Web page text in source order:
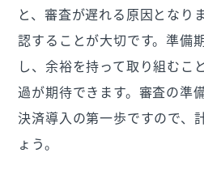
と、審査が遅れる原因となり
認することが大切です。準備
し、余裕を持って取り組むこ
過が期待できます。審査の準
決済導入の第一歩ですので、
ょう。